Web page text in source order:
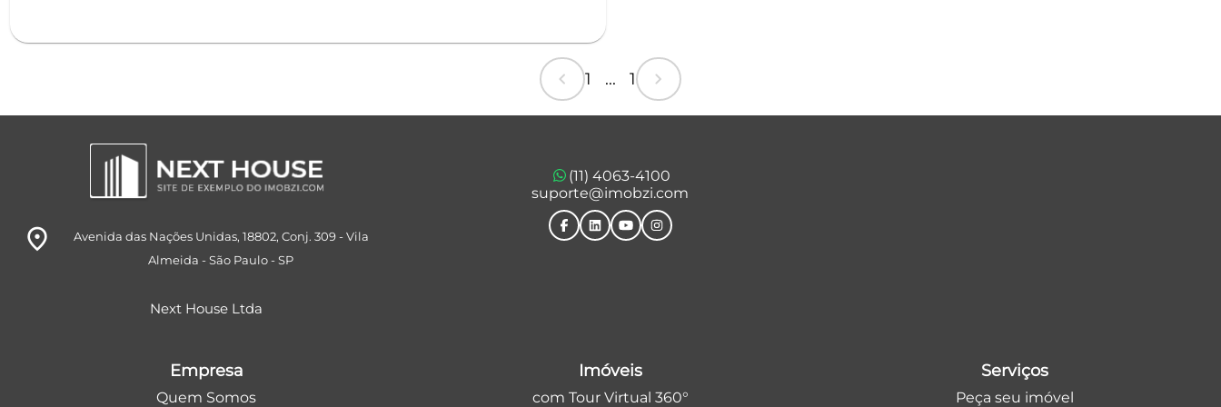
chevron_left 1 ... 1 chevron_right
room Avenida das Nações Unidas, 18802, Conj. 309- Vila
Almeida - São Paulo- SP
Next House Ltda
(11) 4063-4100
suporte@imobzi.com
Empresa
Quem Somos
Imóveis
com Tour Virtual 360°
Serviços
Peça seu imóvel